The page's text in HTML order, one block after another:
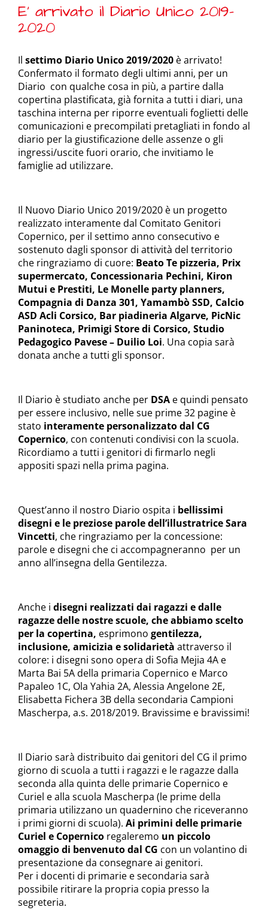
E’ arrivato il Diario Unico 2019-
2020
Il settimo Diario Unico 2019/2020 è arrivato!
Confermato il formato degli ultimi anni, per un
Diario con qualche cosa in più, a partire dalla
copertina plastificata, già fornita a tutti i diari, una
taschina interna per riporre eventuali foglietti delle
comunicazioni e precompilati pretagliati in fondo al
diario per la giustificazione delle assenze o gli
ingressi/uscite fuori orario, che invitiamo le
famiglie ad utilizzare.
Il Nuovo Diario Unico 2019/2020 è un progetto
realizzato interamente dal Comitato Genitori
Copernico, per il settimo anno consecutivo e
sostenuto dagli sponsor di attività del territorio
che ringraziamo di cuore: Beato Te pizzeria, Prix
supermercato, Concessionaria Pechini, Kiron
Mutui e Prestiti, Le Monelle party planners,
Compagnia di Danza 301, Yamambò SSD, Calcio
ASD Acli Corsico, Bar piadineria Algarve, PicNic
Paninoteca, Primigi Store di Corsico, Studio
Pedagogico Pavese – Duilio Loi. Una copia sarà
donata anche a tutti gli sponsor.
Il Diario è studiato anche per DSA e quindi pensato
per essere inclusivo, nelle sue prime 32 pagine è
stato interamente personalizzato dal CG
Copernico, con contenuti condivisi con la scuola.
Ricordiamo a tutti i genitori di firmarlo negli
appositi spazi nella prima pagina.
Quest’anno il nostro Diario ospita i bellissimi
disegni e le preziose parole dell’illustratrice Sara
Vincetti, che ringraziamo per la concessione:
parole e disegni che ci accompagneranno per un
anno all’insegna della Gentilezza.
Anche i disegni realizzati dai ragazzi e dalle
ragazze delle nostre scuole, che abbiamo scelto
per la copertina, esprimono gentilezza,
inclusione, amicizia e solidarietà attraverso il
colore: i disegni sono opera di Sofia Mejia 4A e
Marta Bai 5A della primaria Copernico e Marco
Papaleo 1C, Ola Yahia 2A, Alessia Angelone 2E,
Elisabetta Fichera 3B della secondaria Campioni
Mascherpa, a.s. 2018/2019. Bravissime e bravissimi!
Il Diario sarà distribuito dai genitori del CG il primo
giorno di scuola a tutti i ragazzi e le ragazze dalla
seconda alla quinta delle primarie Copernico e
Curiel e alla scuola Mascherpa (le prime della
primaria utilizzano un quadernino che riceveranno
i primi giorni di scuola). Ai primini delle primarie
Curiel e Copernico regaleremo un piccolo
omaggio di benvenuto dal CG con un volantino di
presentazione da consegnare ai genitori.
Per i docenti di primarie e secondaria sarà
possibile ritirare la propria copia presso la
segreteria.